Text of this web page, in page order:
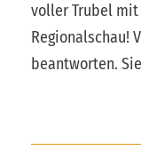
voller Trubel mit
Regionalschau!
beantworten.